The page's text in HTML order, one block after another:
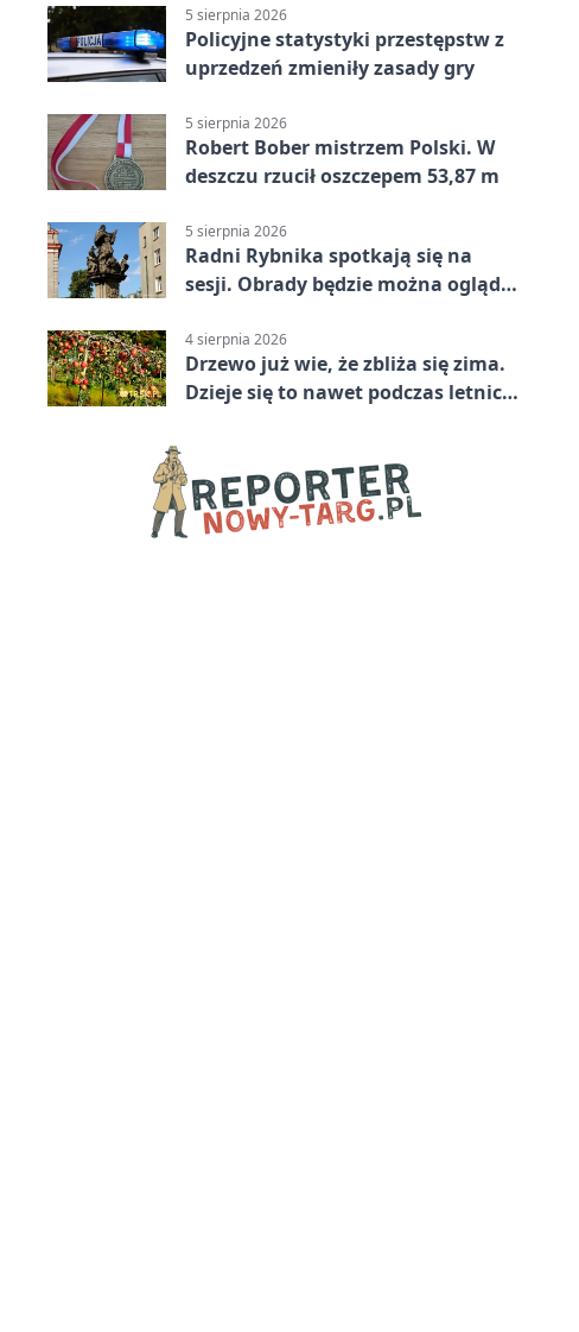
5 sierpnia 2026
Policyjne statystyki przestępstw z
uprzedzeń zmieniły zasady gry
5 sierpnia 2026
Robert Bober mistrzem Polski. W
deszczu rzucił oszczepem 53,87 m
5 sierpnia 2026
Radni Rybnika spotkają się na
sesji. Obrady będzie można oglądać
4 sierpnia 2026
Drzewo już wie, że zbliża się zima.
Dzieje się to nawet podczas letnich